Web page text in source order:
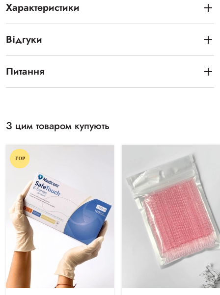
Характеристики
Відгуки
Питання
З цим товаром купують
TOP